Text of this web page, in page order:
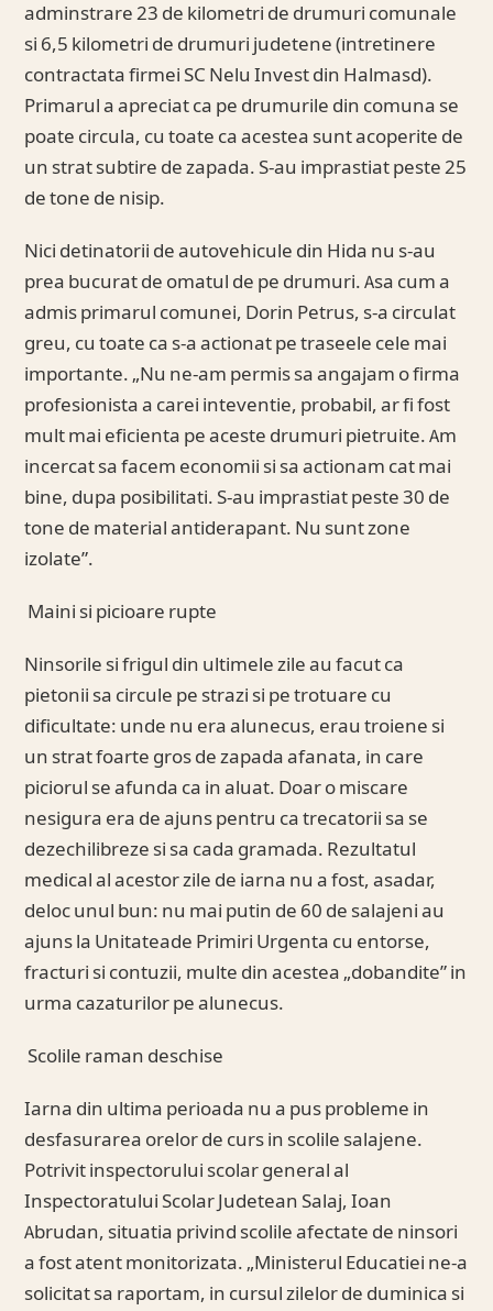
adminstrare 23 de kilometri de drumuri comunale
si 6,5 kilometri de drumuri judetene (intretinere
contractata firmei SC Nelu Invest din Halmasd).
Primarul a apreciat ca pe drumurile din comuna se
poate circula, cu toate ca acestea sunt acoperite de
un strat subtire de zapada. S-au imprastiat peste 25
de tone de nisip.
Nici detinatorii de autovehicule din Hida nu s-au
prea bucurat de omatul de pe drumuri. Asa cum a
admis primarul comunei, Dorin Petrus, s-a circulat
greu, cu toate ca s-a actionat pe traseele cele mai
importante. „Nu ne-am permis sa angajam o firma
profesionista a carei inteventie, probabil, ar fi fost
mult mai eficienta pe aceste drumuri pietruite. Am
incercat sa facem economii si sa actionam cat mai
bine, dupa posibilitati. S-au imprastiat peste 30 de
tone de material antiderapant. Nu sunt zone
izolate”.
Maini si picioare rupte
Ninsorile si frigul din ultimele zile au facut ca
pietonii sa circule pe strazi si pe trotuare cu
dificultate: unde nu era alunecus, erau troiene si
un strat foarte gros de zapada afanata, in care
piciorul se afunda ca in aluat. Doar o miscare
nesigura era de ajuns pentru ca trecatorii sa se
dezechilibreze si sa cada gramada. Rezultatul
medical al acestor zile de iarna nu a fost, asadar,
deloc unul bun: nu mai putin de 60 de salajeni au
ajuns la Unitateade Primiri Urgenta cu entorse,
fracturi si contuzii, multe din acestea „dobandite” in
urma cazaturilor pe alunecus.
Scolile raman deschise
Iarna din ultima perioada nu a pus probleme in
desfasurarea orelor de curs in scolile salajene.
Potrivit inspectorului scolar general al
Inspectoratului Scolar Judetean Salaj, Ioan
Abrudan, situatia privind scolile afectate de ninsori
a fost atent monitorizata. „Ministerul Educatiei ne-a
solicitat sa raportam, in cursul zilelor de duminica si